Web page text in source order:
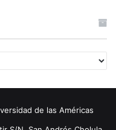
de las Américas